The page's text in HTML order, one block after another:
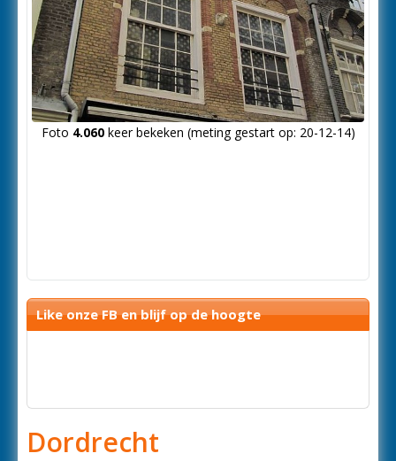
Foto 4.060keer bekeken (meting gestart op: 20-12-14)
Like onze FB en blijf op de hoogte
Dordrecht